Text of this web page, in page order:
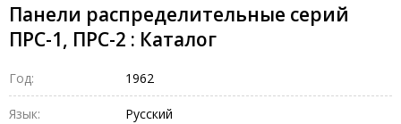
Панели распределительные серий
ПРС-1, ПРС-2 : Каталог
Год: 1962
Язык: Русский